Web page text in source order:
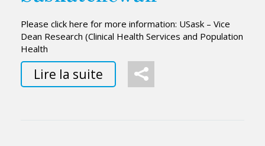
Please click here for more information: USask – Vice
Dean Research (Clinical Health Services and Population
Health
Lire la suite